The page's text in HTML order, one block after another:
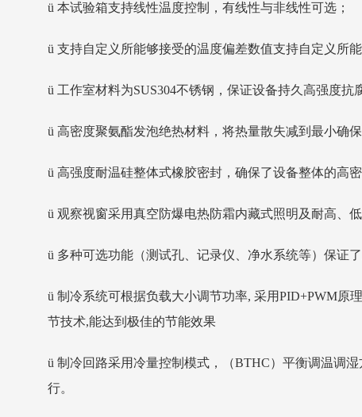
ü 本试验箱支持线性温度控制，有线性与非线性可选；
ü 支持自定义所能够接受的温度偏差数值支持自定义所
ü 工作室材料为SUS304不锈钢 ， 保证设备持久 高强度抗
ü 高密度聚氨酯发泡绝热材料 ， 将热量散失减到最小确保
ü 高强度耐温硅整体式橡胶密封 ， 确保了设备整体的高
ü 观察视窗采用真空防爆电热防霜内藏式照明及耐高、
ü 多种可选功能（测试孔、记录仪、净水系统等）保证
ü 制冷系统可根据负载大小调节功率, 采用PID+PWM原
节技术,能达到极佳的节能效果
ü 制冷回路采用冷量控制模式，（BTHC）平衡调温调
行。